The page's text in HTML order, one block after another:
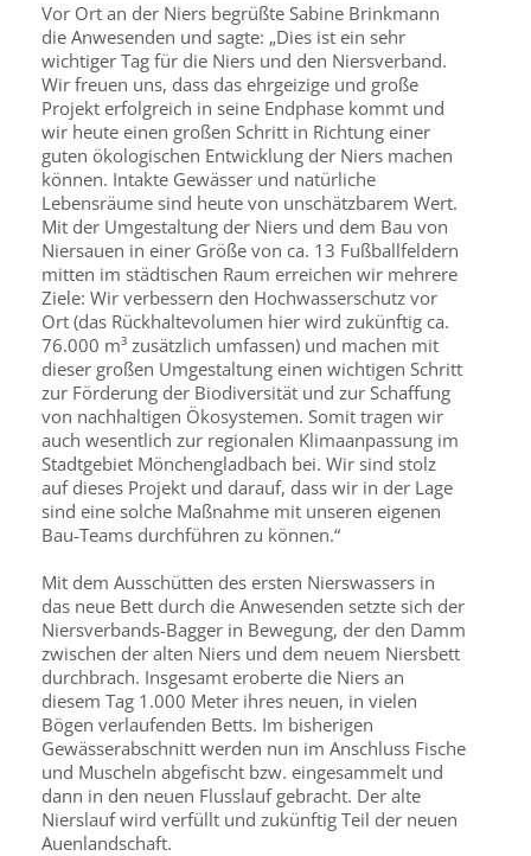
Vor Ort an der Niers begrüßte Sabine Brinkmann
die Anwesenden und sagte: „Dies ist ein sehr
wichtiger Tag für die Niers und den Niersverband.
Wir freuen uns, dass das ehrgeizige und große
Projekt erfolgreich in seine Endphase kommt und
wir heute einen großen Schritt in Richtung einer
guten ökologischen Entwicklung der Niers machen
können. Intakte Gewässer und natürliche
Lebensräume sind heute von unschätzbarem Wert.
Mit der Umgestaltung der Niers und dem Bau von
Niersauen in einer Größe von ca. 13 Fußballfeldern
mitten im städtischen Raum erreichen wir mehrere
Ziele: Wir verbessern den Hochwasserschutz vor
Ort (das Rückhaltevolumen hier wird zukünftig ca.
76.000 m³ zusätzlich umfassen) und machen mit
dieser großen Umgestaltung einen wichtigen Schritt
zur Förderung der Biodiversität und zur Schaffung
von nachhaltigen Ökosystemen. Somit tragen wir
auch wesentlich zur regionalen Klimaanpassung im
Stadtgebiet Mönchengladbach bei. Wir sind stolz
auf dieses Projekt und darauf, dass wir in der Lage
sind eine solche Maßnahme mit unseren eigenen
Bau-Teams durchführen zu können.“
Mit dem Ausschütten des ersten Nierswassers in
das neue Bett durch die Anwesenden setzte sich der
Niersverbands-Bagger in Bewegung, der den Damm
zwischen der alten Niers und dem neuem Niersbett
durchbrach. Insgesamt eroberte die Niers an
diesem Tag 1.000 Meter ihres neuen, in vielen
Bögen verlaufenden Betts. Im bisherigen
Gewässerabschnitt werden nun im Anschluss Fische
und Muscheln abgefischt bzw. eingesammelt und
dann in den neuen Flusslauf gebracht. Der alte
Nierslauf wird verfüllt und zukünftig Teil der neuen
Auenlandschaft.